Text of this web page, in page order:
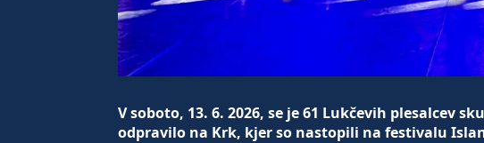
V soboto, 13. 6. 2026, se je 61 Lukčevih plesalcev
odpravilo na Krk, kjer so nastopili na festivalu